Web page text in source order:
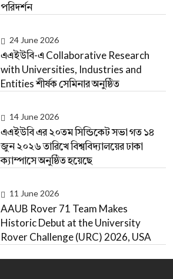
পরিদর্শন
24 June 2026
এএইউবি-এ Collaborative Research
with Universities, Industries and
Entities শীর্ষক সেমিনার অনুষ্ঠিত
14 June 2026
এএইউবি এর ২০তম সিন্ডিকেট সভা গত ১৪
জুন ২০২৬ তারিখে বিশ্ববিদ্যালয়ের ঢাকা
ক্যাম্পাসে অনুষ্ঠিত হয়েছে
11 June 2026
AAUB Rover 71 Team Makes
Historic Debut at the University
Rover Challenge (URC) 2026, USA